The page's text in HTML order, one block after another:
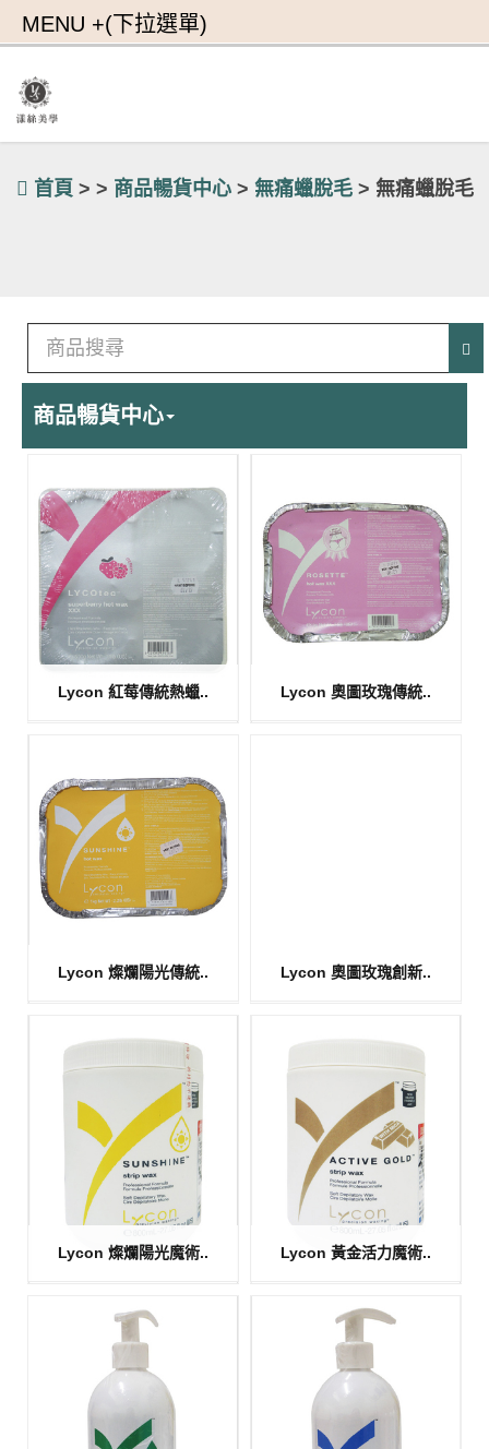
首頁 > > 商品暢貨中心> 無痛蠟脫毛> 無痛蠟脫毛
商品暢貨中心
Lycon 紅莓傳統熱蠟.. Lycon 奧圖玫瑰傳統..
Lycon 燦爛陽光傳統.. Lycon 奧圖玫瑰創新..
Lycon 燦爛陽光魔術.. Lycon 黃金活力魔術..